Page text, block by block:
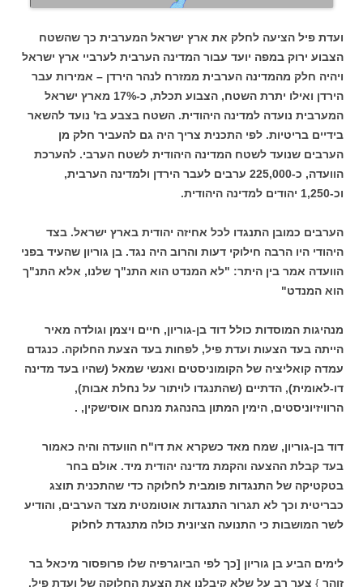
ועדת פיל הציעה לחלק את ארץ ישראל המערבית כך שהשטח
הצבוע ירוק במפה יועד עבור המדינה הערבית לערביי ארץ ישראל
ויהיה חלק מהמדינה הערבית ממזרח לנהר הירדן – אמירות עבר
הירדן ואילו יתרת השטח, הצבוע תכלת, כ-17% מארץ ישראל
המערבית נועדה למדינה היהודית. השטח בצבע בז' נועד להשאר
בידיים בריטיות. לפי התכנית צריך היה גם להעביר חלק מן
הערבים שנועד לשטח המדינה היהודית לשטח הערבי. להערכת
הוועדה, כ-225,000 ערבים לעבר הירדן ולמדינה הערבית,
וכ-1,250 יהודים למדינה היהודית.
הערבים כמובן התנגדו לכל אחיזה יהודית בארץ ישראל. בצד
היהודי היו הרבה חילוקי דעות והרוב היה נגד. בן גוריון שהעיד בפני
הוועדה אמר בין היתר: "לא המנדט הוא התנ"ך שלנו, אלא התנ"ך
הוא המנדט"
מנהיגות המוסדות כולל דוד בן-גוריון, חיים ויצמן וגולדה מאיר
הייתה בעד הצעות ועדת פיל, לפחות בעד הצעת החלוקה. כנגדם
עמדה קואליציה של הקומוניסטים ואנשי שמאל (שהיו בעד מדינה
דו-לאומית), הדתיים (שהתנגדו לויתור על נחלת אבות),
הרוויזיוניסטים, הימין המתון בהנהגת מנחם אוסישקין, .
דוד בן-גוריון, שמח מאד כשקרא את דו"ח הוועדה והיה כאמור
בעד קבלת ההצעה והקמת מדינה יהודית מיד. אולם בחר
בטקטיקה של התנגדות פומבית לחלוקה כדי שהתכנית תוצג
כבריטית וכך לא תגרור התנגדות אוטומטית מצד הערבים, והודיע
לשר המושבות כי התנועה הציונית כולה מתנגדת לחלוק
לימים הביע בן גוריון [כך לפי הביוגרפיה שלו פרופסור מיכאל בר
זוהר } צער רב על שלא קיבלנו את הצעת החלוקה של ועדת פיל.